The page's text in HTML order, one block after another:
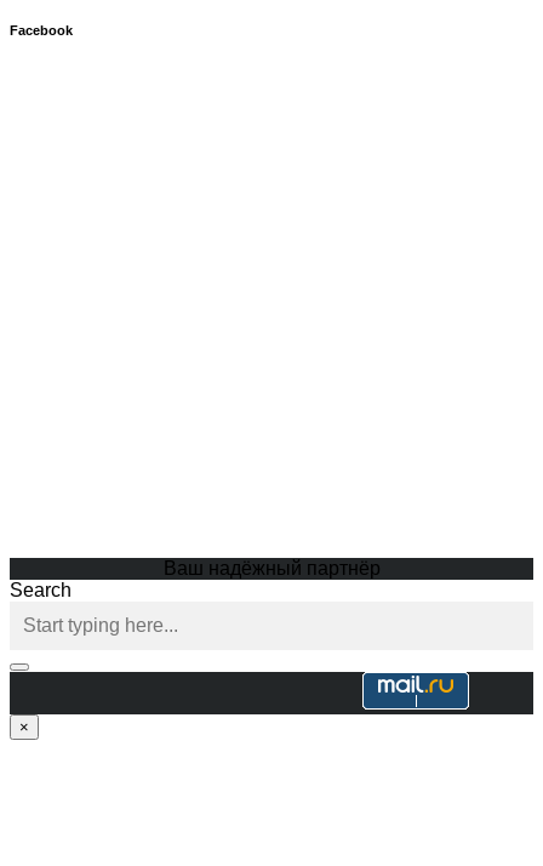
Facebook
Ваш надёжный партнёр
Search
×